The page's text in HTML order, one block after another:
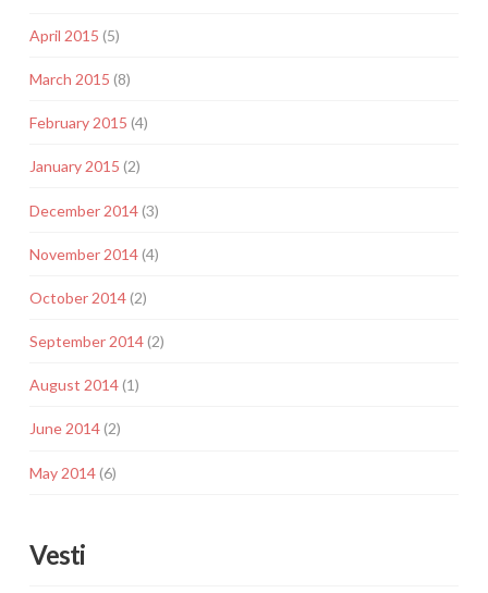
April 2015 (5)
March 2015 (8)
February 2015 (4)
January 2015 (2)
December 2014(3)
November 2014(4)
October 2014(2)
September 2014(2)
August 2014(1)
June 2014(2)
May 2014(6)
Vesti